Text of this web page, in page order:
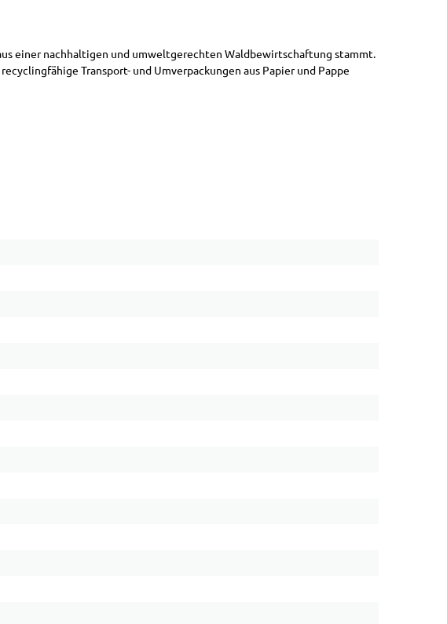
einer nachhaltigen und umweltgerechten Waldbewirtschaftung stammt.
Transport- und Umverpackungen aus Papier und Pappe